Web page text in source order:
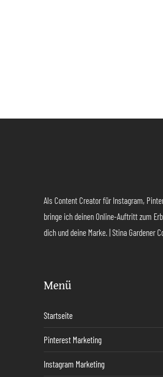
Als Content Creator für Instagram,
bringe ich deinen Online-Auftritt zum
dich und deine Marke. | Stina Gardener
Menü
Startseite
Pinterest Marketing
Instagram Marketing